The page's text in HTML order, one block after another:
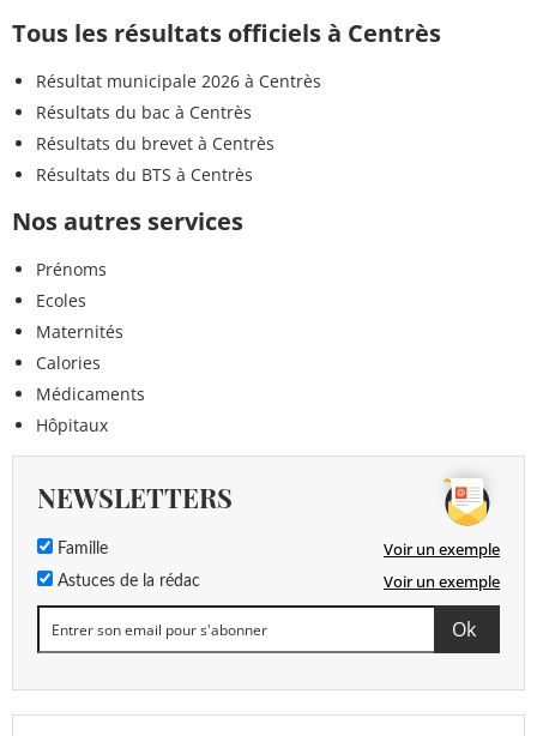
Tous les résultats officiels à Centrès
Résultat municipale 2026 à Centrès
Résultats du bac à Centrès
Résultats du brevet à Centrès
Résultats du BTS à Centrès
Nos autres services
Prénoms
Ecoles
Maternités
Calories
Médicaments
Hôpitaux
NEWSLETTERS
Famille Voir un exemple
Astuces de la rédac Voir un exemple